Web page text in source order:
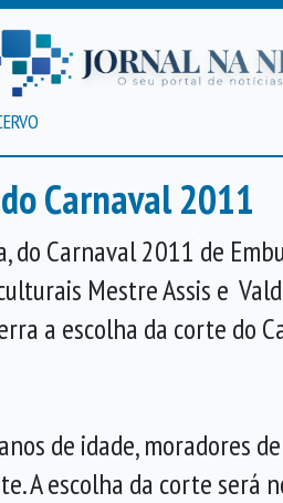
Carnaval 2011
Anterior
do Carnaval 2011 de
Mestre Assis e
a escolha da corte do
de idade, moradores
A escolha da corte será